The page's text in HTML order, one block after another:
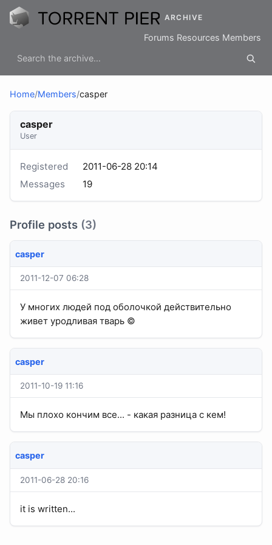
ARCHIVE
Forums Resources Members
Home/Members/casper
casper
User
Registered
2011-06-28 20:14
Messages
19
Profile posts (3)
casper
2011-12-07 06:28
У многих людей под оболочкой действительно
живет уродливая тварь ©
casper
2011-10-19 11:16
Мы плохо кончим все... - какая разница с кем!
casper
2011-06-28 20:16
it is written...